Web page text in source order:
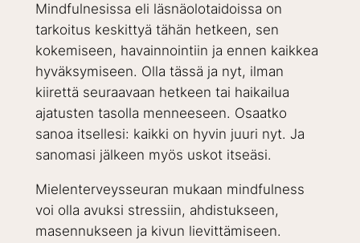
Mindfulnesissa eli läsnäolotaidoissa on
tarkoitus keskittyä tähän hetkeen, sen
kokemiseen, havainnointiin ja ennen kaikkea
hyväksymiseen. Olla tässä ja nyt, ilman
kiirettä seuraavaan hetkeen tai haikailua
ajatusten tasolla menneeseen. Osaatko
sanoa itsellesi: kaikki on hyvin juuri nyt. Ja
sanomasi jälkeen myös uskot itseäsi.
Mielenterveysseuran mukaan mindfulness
voi olla avuksi stressiin, ahdistukseen,
masennukseen ja kivun lievittämiseen.